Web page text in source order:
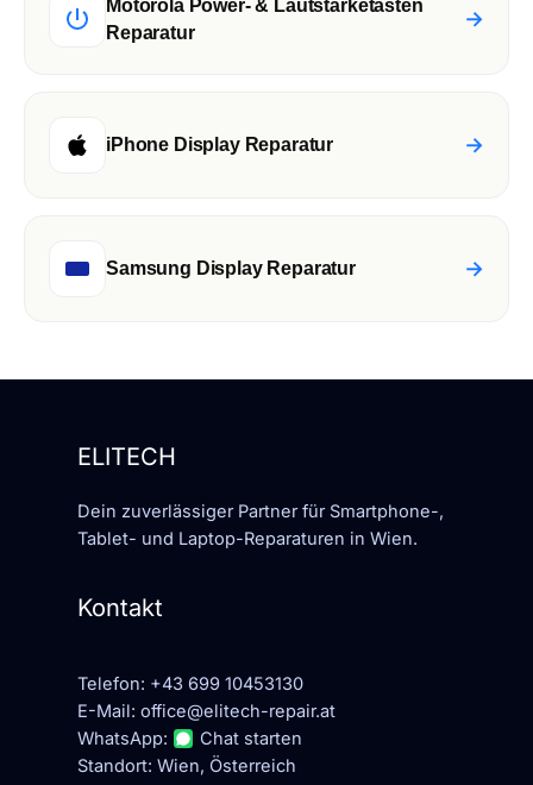
Motorola Power- & Lautstärketasten
Reparatur
→
iPhone Display Reparatur →
Samsung Display Reparatur →
ELITECH
Dein zuverlässiger Partner für Smartphone-,
Tablet- und Laptop-Reparaturen in Wien.
Kontakt
Telefon: +43 699 10453130
E-Mail: office@elitech-repair.at
WhatsApp:
Chat starten
Standort: Wien, Österreich